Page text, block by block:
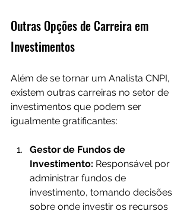
Outras Opções de Carreira em
Investimentos
Além de se tornar um Analista CNPI,
existem outras carreiras no setor de
investimentos que podem ser
igualmente gratificantes:
Gestor de Fundos de
Investimento: Responsável por
administrar fundos de
investimento, tomando decisões
sobre onde investir os recursos